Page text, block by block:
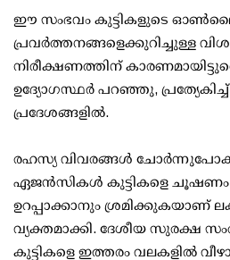
ഈ സംഭവം കുട്ടികളുടെ
പ്രവര്‍ത്തനങ്ങളെക്കുറിച്ചുള്ള
നിരീക്ഷണത്തിന്
ഉദ്യോഗസ്ഥര്‍ പറഞ്ഞു,
പ്രദേശങ്ങളില്‍.
രഹസ്യ വിവരങ്ങള്‍
ഏജന്‍സികള്‍ കുട്ടികളെ ചൂഷണം
ഉറപ്പാക്കാനും ശ്രമിക്കുകയാണ്
വ്യക്തമാക്കി. ദേശീയ സുരക്ഷ
കുട്ടികളെ ഇത്തരം വലകളില്‍